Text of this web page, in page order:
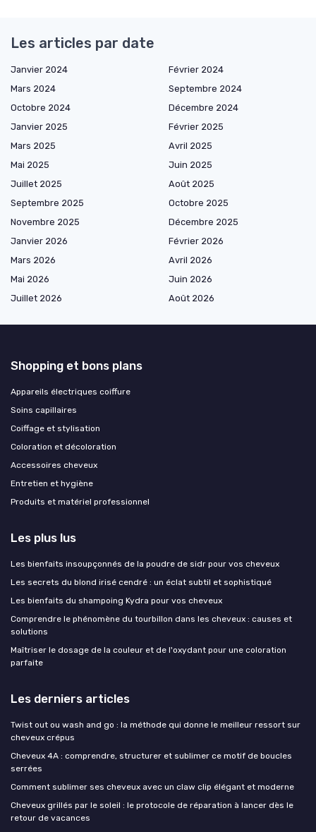
Les articles par date
Janvier 2024
Février 2024
Mars 2024
Septembre 2024
Octobre 2024
Décembre 2024
Janvier 2025
Février 2025
Mars 2025
Avril 2025
Mai 2025
Juin 2025
Juillet 2025
Août 2025
Septembre 2025
Octobre 2025
Novembre 2025
Décembre 2025
Janvier 2026
Février 2026
Mars 2026
Avril 2026
Mai 2026
Juin 2026
Juillet 2026
Août 2026
Shopping et bons plans
Appareils électriques coiffure
Soins capillaires
Coiffage et stylisation
Coloration et décoloration
Accessoires cheveux
Entretien et hygiène
Produits et matériel professionnel
Les plus lus
Les bienfaits insoupçonnés de la poudre de sidr pour vos cheveux
Les secrets du blond irisé cendré : un éclat subtil et sophistiqué
Les bienfaits du shampoing Kydra pour vos cheveux
Comprendre le phénomène du tourbillon dans les cheveux : causes et
solutions
Maîtriser le dosage de la couleur et de l'oxydant pour une coloration
parfaite
Les derniers articles
Twist out ou wash and go : la méthode qui donne le meilleur ressort sur
cheveux crépus
Cheveux 4A : comprendre, structurer et sublimer ce motif de boucles
serrées
Comment sublimer ses cheveux avec un claw clip élégant et moderne
Cheveux grillés par le soleil : le protocole de réparation à lancer dès le
retour de vacances